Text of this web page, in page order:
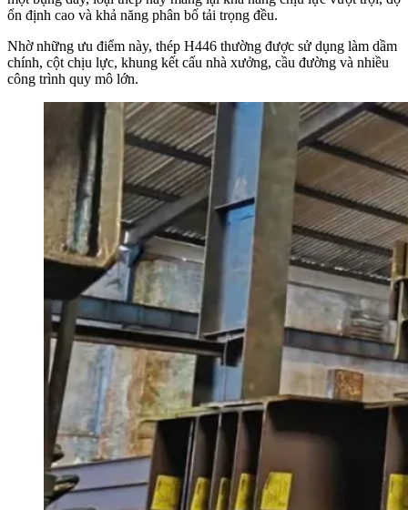
ổn định cao và khả năng phân bố tải trọng đều.
Nhờ những ưu điểm này, thép H446 thường được sử dụng làm dầm
chính, cột chịu lực, khung kết cấu nhà xưởng, cầu đường và nhiều
công trình quy mô lớn.